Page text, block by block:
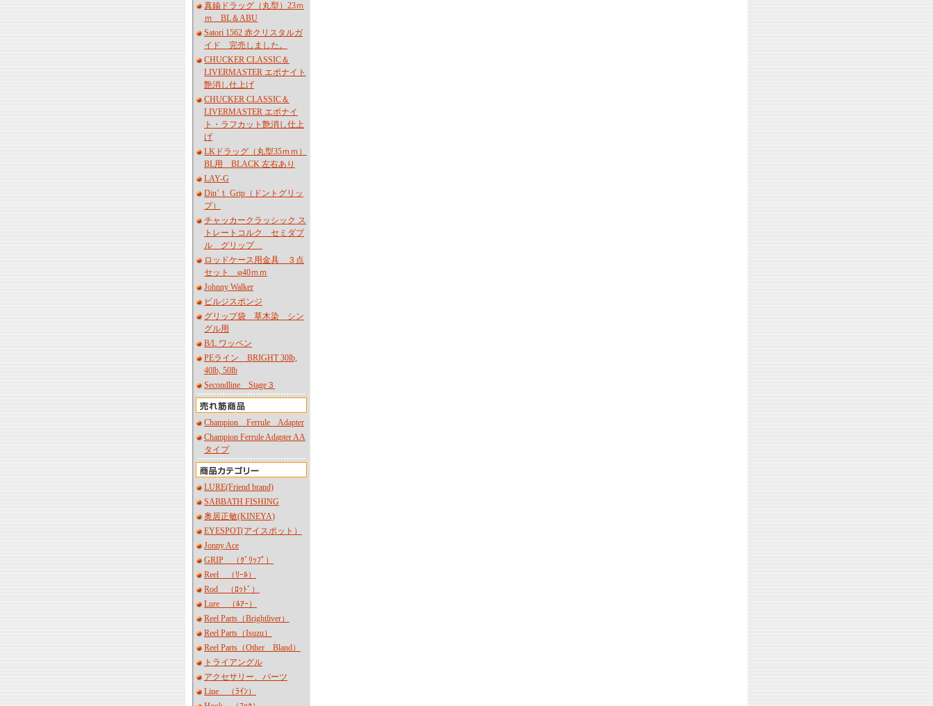
真鍮ドラッグ（丸型）23ｍ
ｍ BL＆ABU
Satori 1562 赤クリスタルガ
イド 完売しました。
CHUCKER CLASSIC＆
LIVERMASTER エボナイト
艶消し仕上げ
CHUCKER CLASSIC＆
LIVERMASTER エボナイ
ト・ラフカット艶消し仕上
げ
LKドラッグ（丸型35ｍｍ）
BL用 BLACK 左右あり
LAY-G
Din’ｔ Grip（ドントグリッ
プ）
チャッカークラッシック ス
トレートコルク セミダブ
ル グリップ
ロッドケース用金具 ３点
セット φ40ｍｍ
Johnny Walker
ビルジスポンジ
グリップ袋 草木染 シン
グル用
B/L ワッペン
PEライン BRIGHT 30lb,
40lb, 50lb
Secondline Stage３
Champion Ferrule Adapter
Champion Ferrule Adapter AA
タイプ
LURE(Friend brand)
SABBATH FISHING
奥居正敏(KINEYA)
EYESPOT(アイスポット）
Jonny Ace
GRIP （ｸﾞﾘｯﾌﾟ）
Reel （ﾘｰﾙ）
Rod （ﾛｯﾄﾞ）
Lure （ﾙｱｰ）
Reel Parts（Brightliver）
Reel Parts（Isuzu）
Reel Parts（Other Bland）
トライアングル
アクセサリー、パーツ
Line （ﾗｲﾝ）